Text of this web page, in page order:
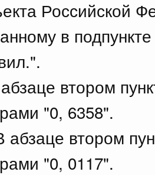
Российской
в
втором
"0, 6358".
абзаце втором
"0, 0117".